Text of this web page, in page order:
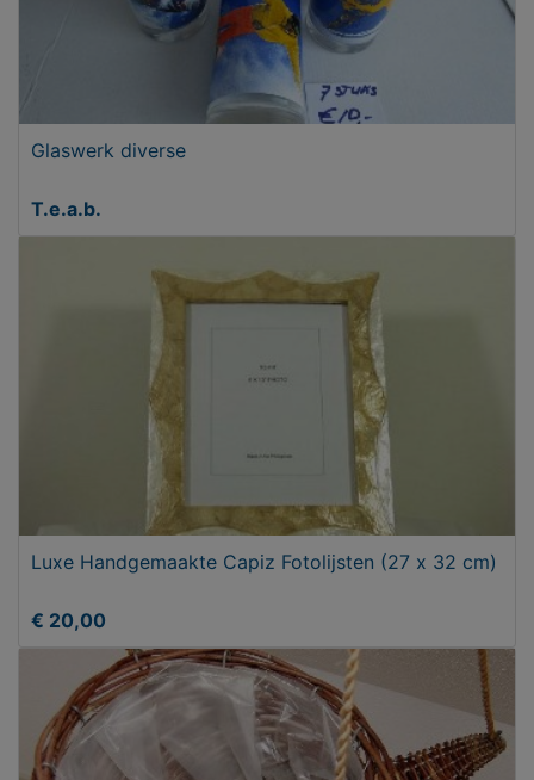
Glaswerk diverse
T.e.a.b.
Luxe Handgemaakte Capiz Fotolijsten (27 x 32 cm)
€ 20,00